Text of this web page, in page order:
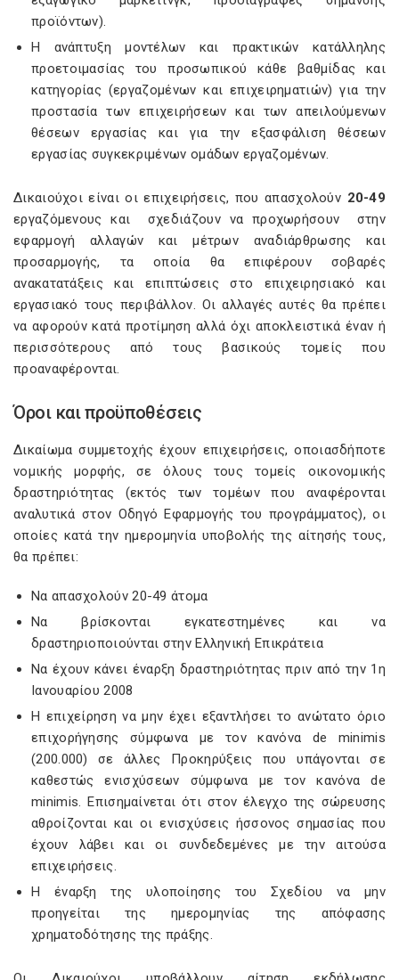
προϊόντων).
Η ανάπτυξη μοντέλων και πρακτικών κατάλληλης
προετοιμασίας του προσωπικού κάθε βαθμίδας και
κατηγορίας (εργαζομένων και επιχειρηματιών) για την
προστασία των επιχειρήσεων και των απειλούμενων
θέσεων εργασίας και για την εξασφάλιση θέσεων
εργασίας συγκεκριμένων ομάδων εργαζομένων.
Δικαιούχοι είναι οι επιχειρήσεις, που απασχολούν 20-49
εργαζόμενους και σχεδιάζουν να προχωρήσουν στην
εφαρμογή αλλαγών και μέτρων αναδιάρθρωσης και
προσαρμογής, τα οποία θα επιφέρουν σοβαρές
ανακατατάξεις και επιπτώσεις στο επιχειρησιακό και
εργασιακό τους περιβάλλον. Οι αλλαγές αυτές θα πρέπει
να αφορούν κατά προτίμηση αλλά όχι αποκλειστικά έναν ή
περισσότερους από τους βασικούς τομείς που
προαναφέρονται.
Όροι και προϋποθέσεις
Δικαίωμα συμμετοχής έχουν επιχειρήσεις, οποιασδήποτε
νομικής μορφής, σε όλους τους τομείς οικονομικής
δραστηριότητας (εκτός των τομέων που αναφέρονται
αναλυτικά στον Οδηγό Εφαρμογής του προγράμματος), οι
οποίες κατά την ημερομηνία υποβολής της αίτησής τους,
θα πρέπει:
Να απασχολούν 20-49 άτομα
Να βρίσκονται εγκατεστημένες και να
δραστηριοποιούνται στην Ελληνική Επικράτεια
Να έχουν κάνει έναρξη δραστηριότητας πριν από την 1η
Ιανουαρίου 2008
Η επιχείρηση να μην έχει εξαντλήσει το ανώτατο όριο
επιχορήγησης σύμφωνα με τον κανόνα de minimis
(200.000) σε άλλες Προκηρύξεις που υπάγονται σε
καθεστώς ενισχύσεων σύμφωνα με τον κανόνα de
minimis. Επισημαίνεται ότι στον έλεγχο της σώρευσης
αθροίζονται και οι ενισχύσεις ήσσονος σημασίας που
έχουν λάβει και οι συνδεδεμένες με την αιτούσα
επιχειρήσεις.
Η έναρξη της υλοποίησης του Σχεδίου να μην
προηγείται της ημερομηνίας της απόφασης
χρηματοδότησης της πράξης.